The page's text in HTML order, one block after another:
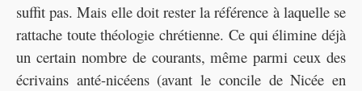
suffit pas. Mais elle doit rester la référence à laquelle se
rattache toute théologie chrétienne. Ce qui élimine déjà
un certain nombre de courants, même parmi ceux des
écrivains anté-nicéens (avant le concile de Nicée en